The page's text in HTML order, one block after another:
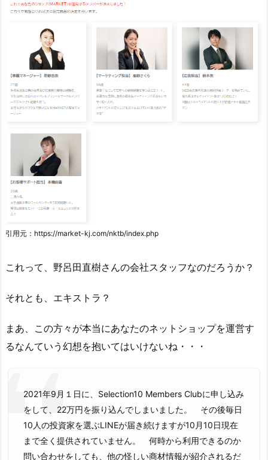
引用元：https://market-kj.com/nktb/index.php
これって、野呂田直樹さんの会社スタッフなのだろうか？
それとも、エキストラ？
まあ、この方々が本当にあなたのネットショップを運営す
るなんていう幻想を抱いてはいけないね・・・
2021年9月１日に、Selection10 Members Clubに申し込み
をして、22万円を振り込んでしまいました。 その後毎日
10人の投資家を選ぶLINEが届き続けますが10月10日現在
まで全く提供されていません。 何時から利用できるのか
問い合わせをしても、他の怪しい商材情報が紹介されるだ